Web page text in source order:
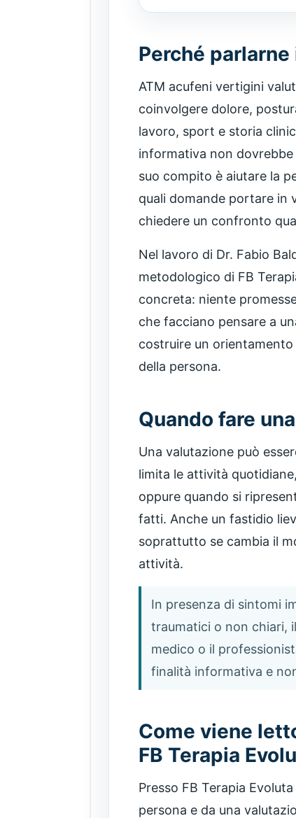
Perché
ATM acufeni vertigini
coinvolgere dolore,
lavoro, sport e storia
informativa non
suo compito è aiutare la
quali domande portare in
chiedere un confronto
Nel lavoro di Dr. Fabio
metodologico di FB
concreta: niente
che facciano pensare a
costruire un
della persona.
Quando fare
Una valutazione può
limita le attività
oppure quando si
fatti. Anche un fastidio
soprattutto se cambia il
attività.
In presenza di sintomi
traumatici o non chiari,
medico o il
finalità informativa e
Come viene
FB Terapia
Presso FB Terapia
persona e da una